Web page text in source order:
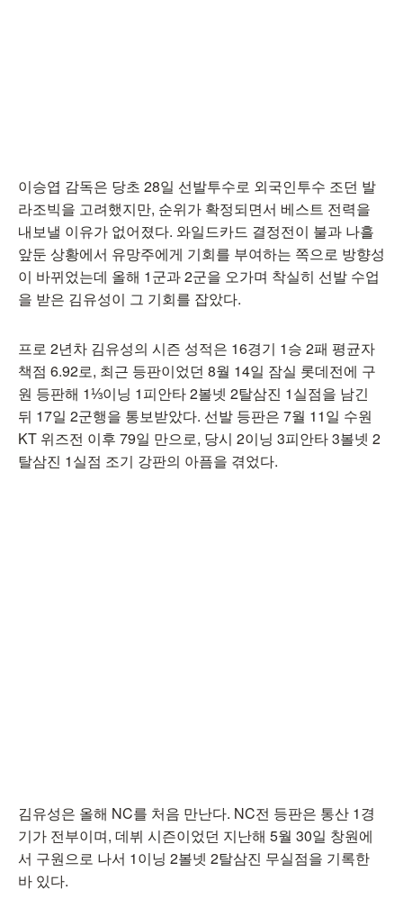
이승엽 감독은 당초 28일 선발투수로 외국인투수 조던 발
라조빅을 고려했지만, 순위가 확정되면서 베스트 전력을
내보낼 이유가 없어졌다. 와일드카드 결정전이 불과 나흘
앞둔 상황에서 유망주에게 기회를 부여하는 쪽으로 방향성
이 바뀌었는데 올해 1군과 2군을 오가며 착실히 선발 수업
을 받은 김유성이 그 기회를 잡았다.
프로 2년차 김유성의 시즌 성적은 16경기 1승 2패 평균자
책점 6.92로, 최근 등판이었던 8월 14일 잠실 롯데전에 구
원 등판해 1⅓이닝 1피안타 2볼넷 2탈삼진 1실점을 남긴
뒤 17일 2군행을 통보받았다. 선발 등판은 7월 11일 수원
KT 위즈전 이후 79일 만으로, 당시 2이닝 3피안타 3볼넷 2
탈삼진 1실점 조기 강판의 아픔을 겪었다.
김유성은 올해 NC를 처음 만난다. NC전 등판은 통산 1경
기가 전부이며, 데뷔 시즌이었던 지난해 5월 30일 창원에
서 구원으로 나서 1이닝 2볼넷 2탈삼진 무실점을 기록한
바 있다.